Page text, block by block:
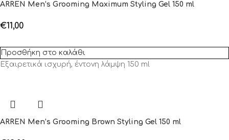
ARREN Men’s Grooming Maximum Styling Gel 150 ml
€11,00
Προσθήκη στο καλάθι
Εξαιρετικά ισχυρή, έντονη λάμψη 150 ml
ARREN Men’s Grooming Brown Styling Gel 150 ml